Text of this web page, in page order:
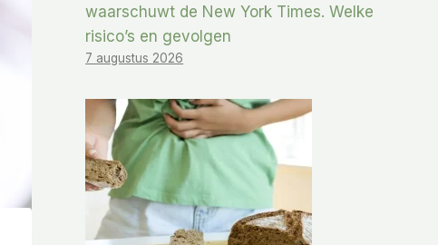
waarschuwt de New York Times. Welke
risico’s en gevolgen
7 augustus 2026